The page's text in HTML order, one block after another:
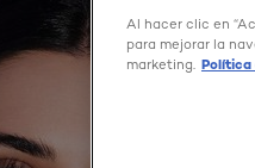
Al hacer clic en
para mejorar la
marketing. Política